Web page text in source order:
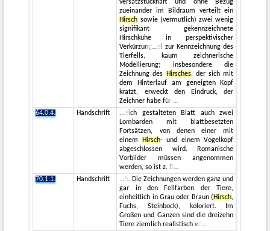
versatzstückhaft und ohne Bezug
zueinander im Bildraum verteilt ein
Hirsch sowie (vermutlich) zwei wenig
signifikant gekennzeichnete
Hirschkühe in perspektivischer
Verkürzung
el zur Kennzeichnung des
Tierfells, kaum zeichnerische
Modellierung; insbesondere die
Zeichnung des
Hirsches, der sich mit
dem Hinterlauf am geneigten Kopf
kratzt, erweckt den Eindruck, der
Zeichner habe für
64.0.4.
Handschrift
eich gestalteten Blatt auch zwei
Lombarden mit blattbesetzten
Fortsätzen, von denen einer mit
einem
Hirsch- und einem Vogelkopf
abgeschlossen wird. Romanische
Vorbilder müssen angenommen
werden, so ist z. B
70.1.1.
Handschrift
h. Die Zeichnungen werden ganz und
gar in den Fellfarben der Tiere,
einheitlich in Grau oder Braun ( Hirsch,
Fuchs, Steinbock), koloriert. Im
Großen und Ganzen sind die dreizehn
Tiere ziemlich realistisch wi